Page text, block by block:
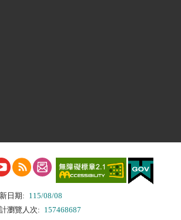
日期: 115/08/08
瀏覽人次:
157468687